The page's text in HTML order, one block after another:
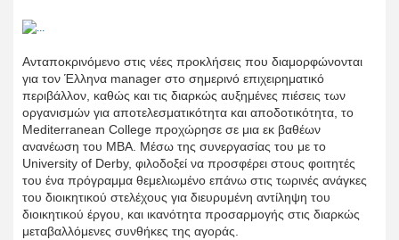
Ανταποκρινόμενο στις νέες προκλήσεις που διαμορφώνονται
για τον Έλληνα manager στο σημερινό επιχειρηματικό
περιβάλλον, καθώς και τις διαρκώς αυξημένες πιέσεις των
οργανισμών για αποτελεσματικότητα και αποδοτικότητα, το
Mediterranean College προχώρησε σε μια εκ βαθέων
ανανέωση του MBA. Μέσω της συνεργασίας του με το
University of Derby, φιλοδοξεί να προσφέρει στους φοιτητές
του ένα πρόγραμμα θεμελιωμένο επάνω στις τωρινές ανάγκες
του διοικητικού στελέχους για διευρυμένη αντίληψη του
διοικητικού έργου, και ικανότητα προσαρμογής στις διαρκώς
μεταβαλλόμενες συνθήκες της αγοράς.